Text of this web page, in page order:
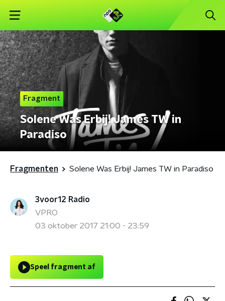
Fragment
Solene Was Erbij! James TW in
Paradiso
Fragmenten Solene Was Erbij! James TW in Paradiso
3voor12 Radio
VPRO
03 oktober 2017 21:00 - 23:59
Speel fragment af